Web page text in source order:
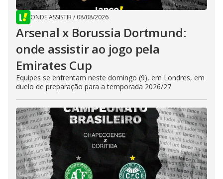
ONDE ASSISTIR/ 08/08/2026
Arsenal x Borussia Dortmund:
onde assistir ao jogo pela
Emirates Cup
Equipes se enfrentam neste domingo (9), em Londres, em
duelo de preparação para a temporada 2026/27